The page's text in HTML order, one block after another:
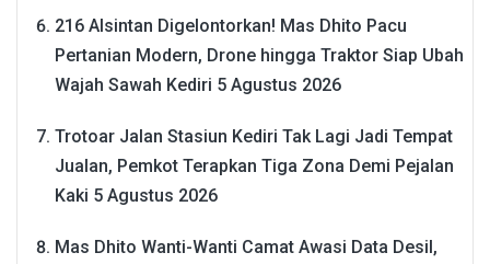
216 Alsintan Digelontorkan! Mas Dhito Pacu
Pertanian Modern, Drone hingga Traktor Siap Ubah
Wajah Sawah Kediri 5 Agustus 2026
Trotoar Jalan Stasiun Kediri Tak Lagi Jadi Tempat
Jualan, Pemkot Terapkan Tiga Zona Demi Pejalan
Kaki 5 Agustus 2026
Mas Dhito Wanti-Wanti Camat Awasi Data Desil,